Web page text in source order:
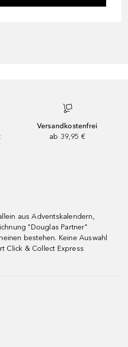
Versandkostenfrei
ab 39,95 €
aus Adventskalendern,
"Douglas Partner"
bestehen. Keine Auswahl
Click & Collect Express